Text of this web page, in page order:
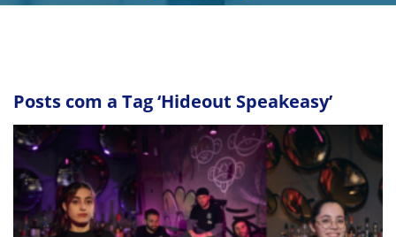
Posts com a Tag ‘Hideout Speakeasy’